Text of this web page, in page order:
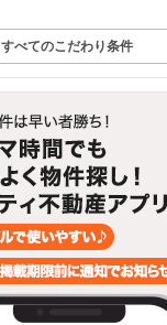
すべてのこだわり条件